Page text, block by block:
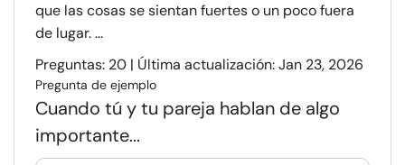
que las cosas se sientan fuertes o un poco fuera
de lugar. ...
Preguntas: 20 | Última actualización: Jan 23, 2026
Pregunta de ejemplo
Cuando tú y tu pareja hablan de algo
importante...